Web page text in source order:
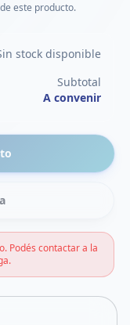
este producto.
stock disponible
Subtotal
A convenir
Podés contactar a la